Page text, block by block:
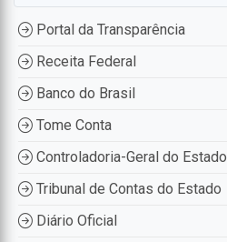
Portal da Transparência
Receita Federal
Banco do Brasil
Tome Conta
Controladoria-Geral do Estado
Tribunal de Contas do Estado
Diário Oficial